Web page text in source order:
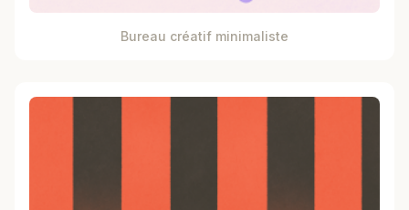
Bureau créatif minimaliste